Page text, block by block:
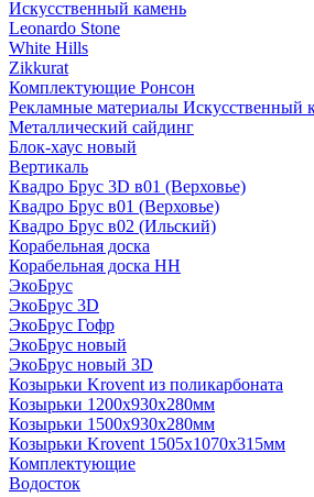
Искусственный камень
Leonardo Stone
White Hills
Zikkurat
Комплектующие Ронсон
Рекламные материалы Искусственный
Металлический сайдинг
Блок-хаус новый
Вертикаль
Квадро Брус 3D в01 (Верховье)
Квадро Брус в01 (Верховье)
Квадро Брус в02 (Ильский)
Корабельная доска
Корабельная доска НН
ЭкоБрус
ЭкоБрус 3D
ЭкоБрус Гофр
ЭкоБрус новый
ЭкоБрус новый 3D
Козырьки Krovent из поликарбоната
Козырьки 1200х930х280мм
Козырьки 1500х930х280мм
Козырьки Krovent 1505х1070х315мм
Комплектующие
Водосток